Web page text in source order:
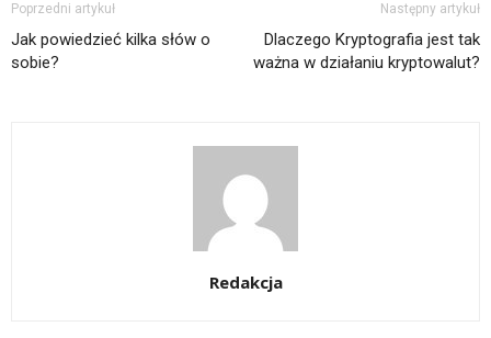
Poprzedni artykuł
Jak powiedzieć kilka słów o
sobie?
Następny artykuł
Dlaczego Kryptografia jest tak
ważna w działaniu kryptowalut?
Redakcja